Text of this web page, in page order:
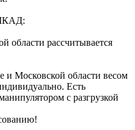
области рассчитывается
и Московской области весом
Есть
с разгрузкой